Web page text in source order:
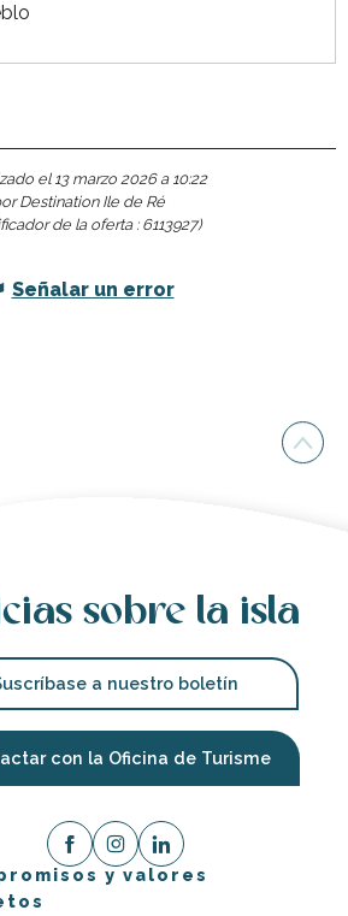
el 13 marzo 2026 a 10:22
Destination Ile de Ré
de la oferta : 6113927)
Señalar un error
sobre la isla
a nuestro boletín
con la Oficina de Turisme
y valores